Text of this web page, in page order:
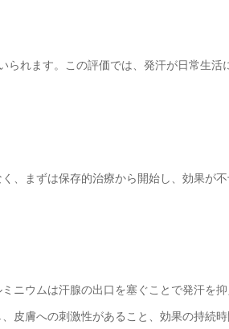
られます。この評価では、発汗が日常生活
、まずは保存的治療から開始し、効果が
ニウムは汗腺の出口を塞ぐことで発汗を
皮膚への刺激性があること、効果の持続